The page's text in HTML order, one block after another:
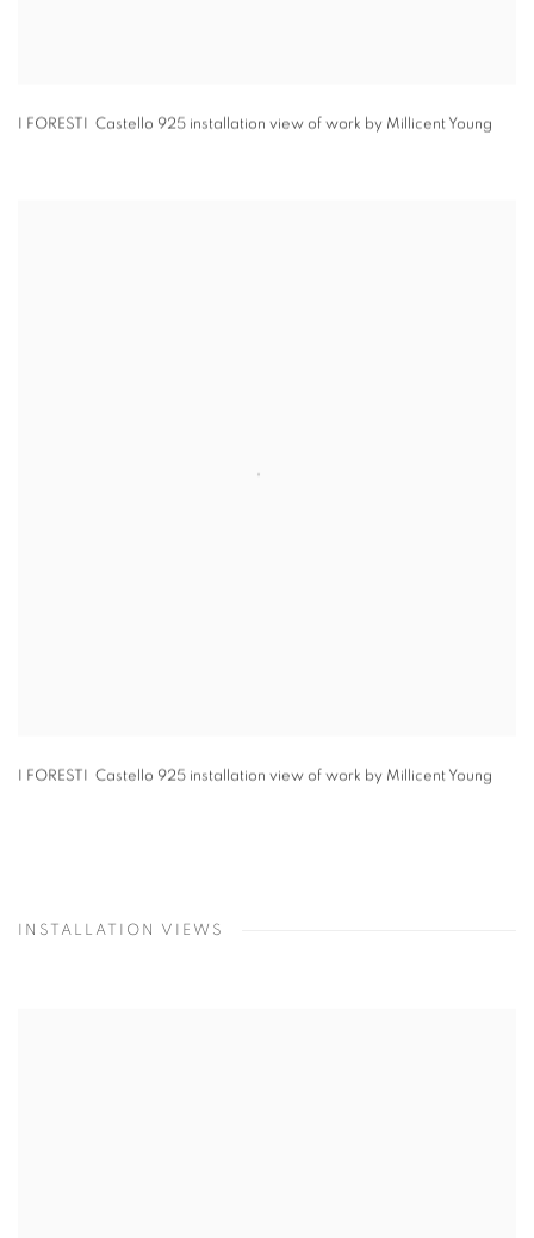
I FORESTI Castello 925 installation view of work by Millicent Young
I FORESTI Castello 925 installation view of work by Millicent Young
INSTALLATION VIEWS